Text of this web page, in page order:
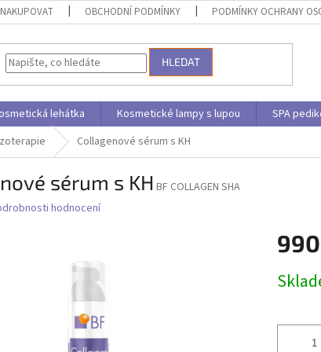
OBCHODNÍ PODMÍNKY PODMÍNKY OCHRANY
HLEDAT
lehátka Kosmetické lampy s lupou SPA
Collagenové sérum s KH
sérum s KH BF COLLAGEN SHA
hodnocení
cena: